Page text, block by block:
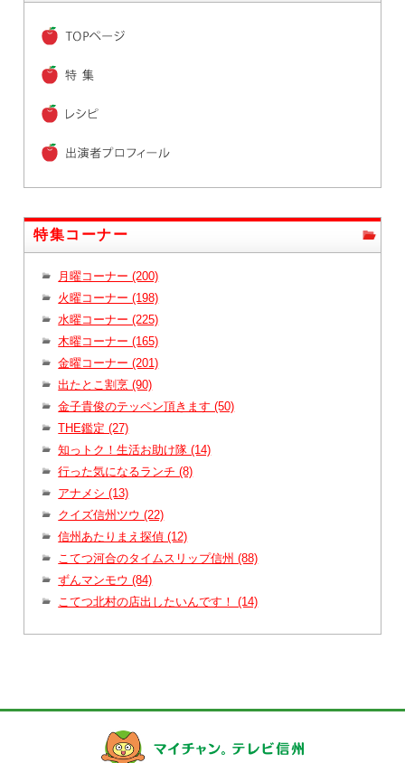
特集コーナー
月曜コーナー (200)
火曜コーナー (198)
水曜コーナー (225)
木曜コーナー (165)
金曜コーナー (201)
出たとこ割烹 (90)
金子貴俊のテッペン頂きます (50)
THE鑑定 (27)
知っトク！生活お助け隊 (14)
行った気になるランチ (8)
アナメシ (13)
クイズ信州ツウ (22)
信州あたりまえ探偵 (12)
こてつ河合のタイムスリップ信州 (88)
ずんマンモウ (84)
こてつ北村の店出したいんです！ (14)